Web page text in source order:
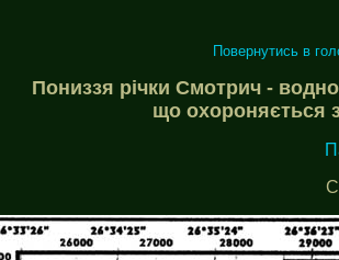
Повернутись в
Пониззя річки Смотрич -
що охороняється